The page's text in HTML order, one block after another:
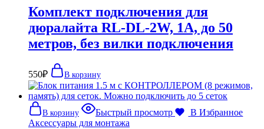
Комплект подключения для
дюралайта RL-DL-2W, 1А, до 50
метров, без вилки подключения
550₽ В корзину
В корзину Быстрый просмотр
В Избранное
Аксессуары для монтажа